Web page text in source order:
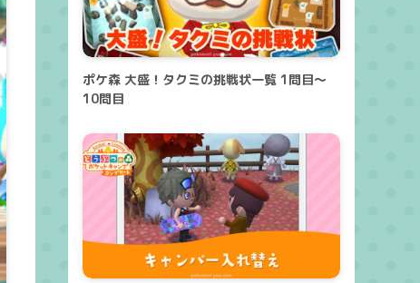
ポケ森 大盛！タクミの挑戦状一覧 1問目～
10問目